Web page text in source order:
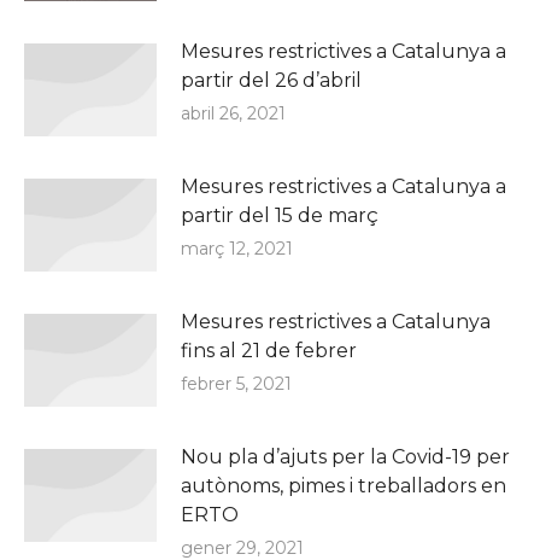
Mesures restrictives a Catalunya a
partir del 26 d’abril
abril 26, 2021
Mesures restrictives a Catalunya a
partir del 15 de març
març 12, 2021
Mesures restrictives a Catalunya
fins al 21 de febrer
febrer 5, 2021
Nou pla d’ajuts per la Covid-19 per
autònoms, pimes i treballadors en
ERTO
gener 29, 2021